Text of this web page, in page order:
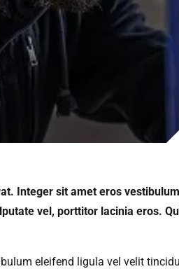
Integer sit amet eros
vel, porttitor lacinia eros.
eleifend ligula vel velit